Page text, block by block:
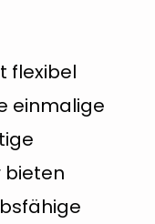
flexibel
einmalige
bieten